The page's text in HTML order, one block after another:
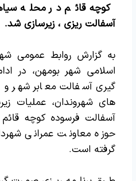
کوچه قائم در محله
آسفالت ریزی ، زیرسازی شد.
به گزارش روابط عمومی
اسلامی شهر بومهن، در
گیری آسفالت معابر شهر
های شهروندان، عملیات
آسفالت فرسوده کوچه
حوزه معاونت عمرانی
گرفته است.